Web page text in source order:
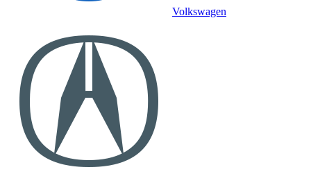
Volkswagen